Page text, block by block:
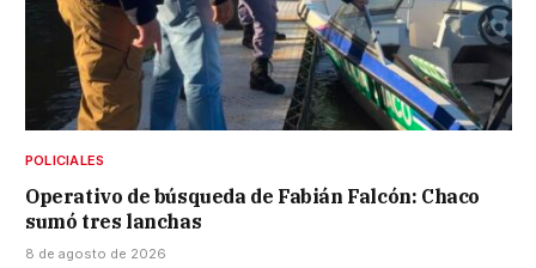
POLICIALES
Operativo de búsqueda de Fabián Falcón: Chaco
sumó tres lanchas
8 de agosto de 2026